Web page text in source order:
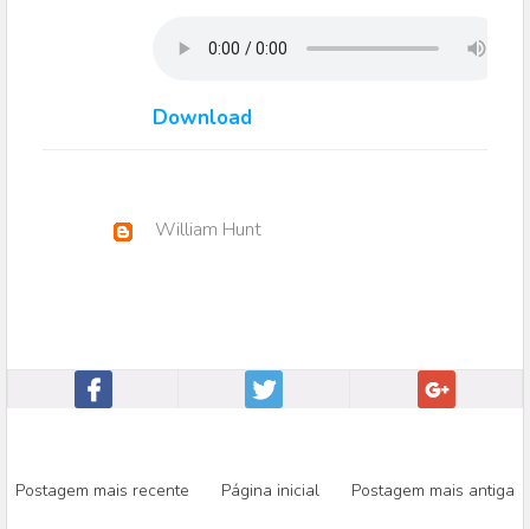
Download
William Hunt
Postagem mais recente Página inicial Postagem mais antiga